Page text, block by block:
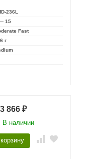
236L
15
Fast
г
3 866 ₽
В наличии